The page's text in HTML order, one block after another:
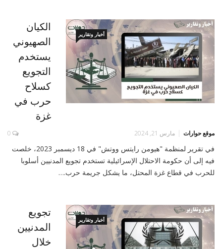
أخبار وتقارير
الكيان
الصهيوني
يستخدم
التجويع
كسلاح
حرب في
غزة
موقع حوارات مارس 21, 2024 0
في تقرير لمنظمة "هيومن رايتس ووتش" في 18 ديسمبر 2023، خلصت
فيه إلى أن حكومة الاحتلال الإسرائيلية تستخدم تجويع المدنيين أسلوبا
للحرب في قطاع غزة المحتل، ما يشكل جريمة حرب.…
أخبار وتقارير
تجويع
المدنيين
خلال